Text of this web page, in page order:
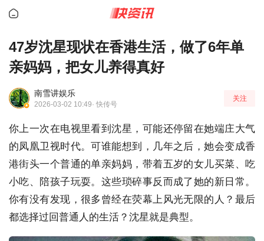
47岁沈星现状在香港生活，做了6年单
亲妈妈，把女儿养得真好
南雪讲娱乐
2026-03-02 10:49· 快传号
关注
你上一次在电视里看到沈星，可能还停留在她端庄大气
的凤凰卫视时代。可谁能想到，几年之后，她会变成香
港街头一个普通的单亲妈妈，带着五岁的女儿买菜、吃
小吃、陪孩子玩耍。这些琐碎事反而成了她的新日常。
你有没有发现，很多曾经在荧幕上风光无限的人？最后
都选择过回普通人的生活？沈星就是典型。